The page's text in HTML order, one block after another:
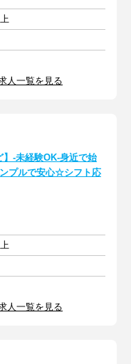
人一覧を見る
】-未経験OK-身近で始
プルで安心☆シフト応
人一覧を見る